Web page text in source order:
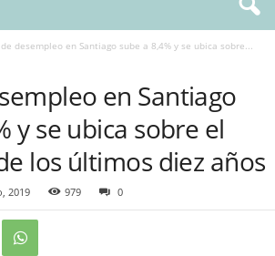
desempleo en Santiago sube a 8,4% y se ubica sobre...
en Santiago
y se ubica sobre el
los últimos diez años
2019 979 0